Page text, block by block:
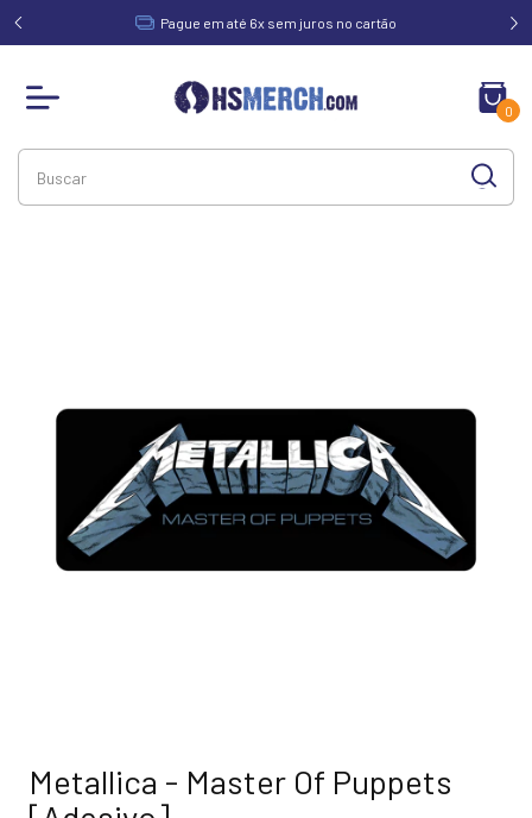
de Pague em até 6x sem juros no cartão
0
Metallica - Master Of Puppets